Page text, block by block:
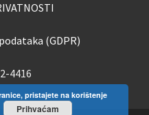
(GDPR)
4416
pristajete na korištenje
Prihvaćam